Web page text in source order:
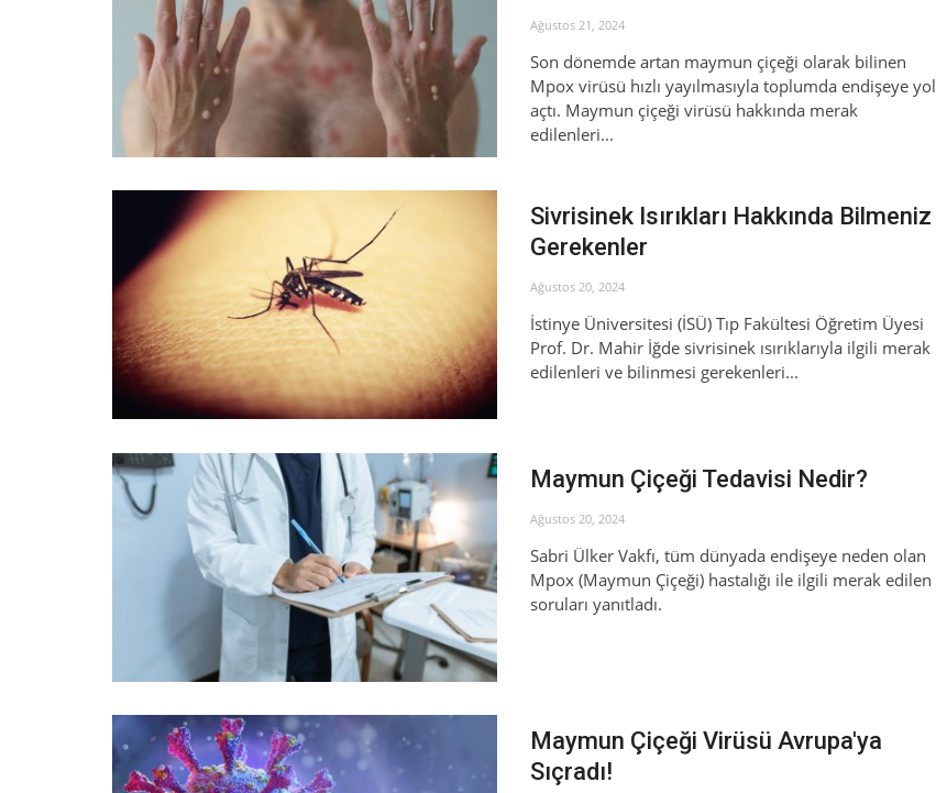
Ağustos 21, 2024
Son dönemde artan maymun çiçeği olarak bilinen
Mpox virüsü hızlı yayılmasıyla toplumda endişeye yol
açtı. Maymun çiçeği virüsü hakkında merak
edilenleri...
Sivrisinek Isırıkları Hakkında Bilmeniz
Gerekenler
Ağustos 20, 2024
İstinye Üniversitesi (İSÜ) Tıp Fakültesi Öğretim Üyesi
Prof. Dr. Mahir İğde sivrisinek ısırıklarıyla ilgili merak
edilenleri ve bilinmesi gerekenleri...
Maymun Çiçeği Tedavisi Nedir?
Ağustos 20, 2024
Sabri Ülker Vakfı, tüm dünyada endişeye neden olan
Mpox (Maymun Çiçeği) hastalığı ile ilgili merak edilen
soruları yanıtladı.
Maymun Çiçeği Virüsü Avrupa'ya
Sıçradı!